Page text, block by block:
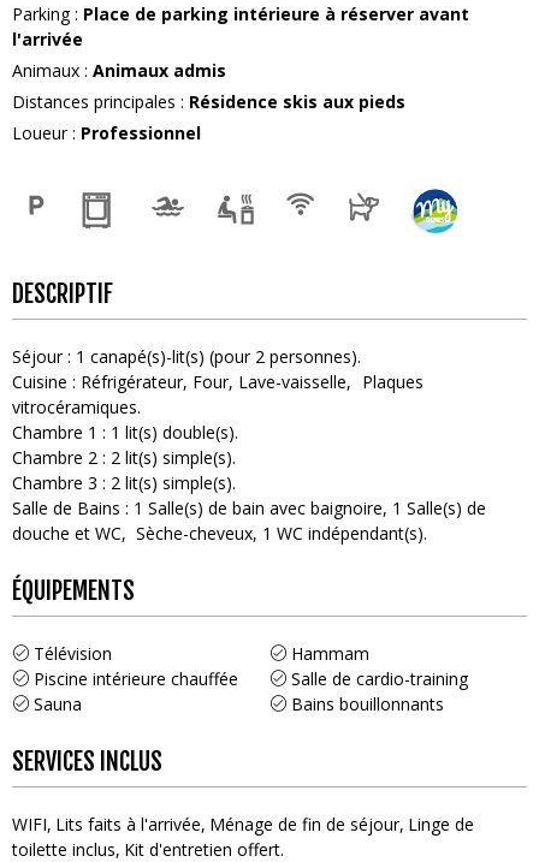
Parking: Place de parking intérieure à réserver avant
l'arrivée
Animaux : Animaux admis
Distances principales : Résidence skis aux pieds
Loueur: Professionnel
DESCRIPTIF
Séjour: 1 canapé(s)-lit(s) (pour 2 personnes)
Cuisine : Réfrigérateur Four Lave-vaisselle
Plaques
vitrocéramiques
Chambre 1 : 1 lit(s) double(s)
Chambre 2 : 2 lit(s) simple(s)
Chambre 3 : 2 lit(s) simple(s)
Salle de Bains : 1 Salle(s) de bain avec baignoire 1 Salle(s) de
douche et WC
Sèche-cheveux 1 WC indépendant(s)
ÉQUIPEMENTS
Télévision
Hammam
Piscine intérieure chauffée
Salle de cardio-training
Sauna
Bains bouillonnants
SERVICES INCLUS
WIFI Lits faits à l'arrivée Ménage de fin de séjour Linge de
toilette inclus Kit d'entretien offert